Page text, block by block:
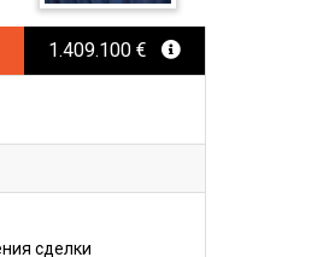
1.409.100 €
сделки